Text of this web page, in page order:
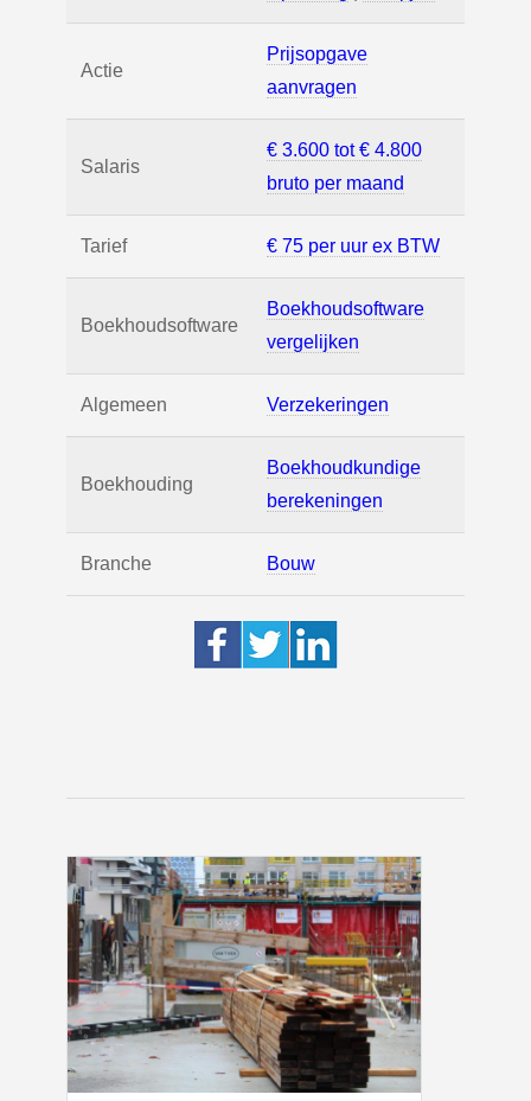
Actie
Prijsopgave
aanvragen
Salaris
€ 3.600 tot € 4.800
bruto per maand
Tarief € 75 per uur ex BTW
Boekhoudsoftware
Boekhoudsoftware
vergelijken
Algemeen Verzekeringen
Boekhouding
Boekhoudkundige
berekeningen
Branche Bouw